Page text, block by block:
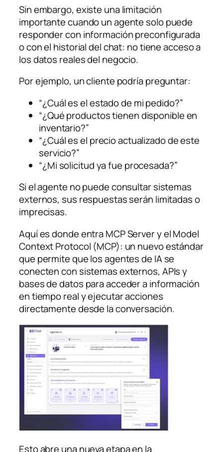
Sin embargo, existe una limitación
importante cuando un agente solo puede
responder con información preconfigurada
o con el historial del chat: no tiene acceso a
los datos reales del negocio.
Por ejemplo, un cliente podría preguntar:
“¿Cuál es el estado de mi pedido?”
“¿Qué productos tienen disponible en
inventario?”
“¿Cuál es el precio actualizado de este
servicio?”
“¿Mi solicitud ya fue procesada?”
Si el agente no puede consultar sistemas
externos, sus respuestas serán limitadas o
imprecisas.
Aquí es donde entra MCP Server y el Model
Context Protocol (MCP): un nuevo estándar
que permite que los agentes de IA se
conecten con sistemas externos, APIs y
bases de datos para acceder a información
en tiempo real y ejecutar acciones
directamente desde la conversación.
Esto abre una nueva etapa en la